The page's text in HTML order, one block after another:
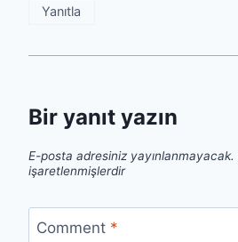
Yanıtla
Bir yanıt yazın
E-posta adresiniz yayınlanmayacak.
işaretlenmişlerdir
Comment *